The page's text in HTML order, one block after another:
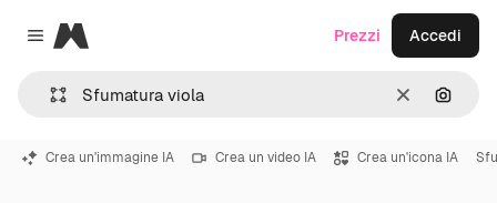
Close menu
Magnific
CancellaCerca
Prezzi Accedi
Crea un'immagine IA Crea un video IA Crea un'icona IA